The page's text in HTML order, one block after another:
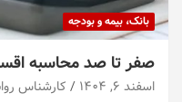
بانک، بیمه و بودجه
صفر تا صد محاسبه
اسفند ۶, ۱۴۰۴ کارشناس